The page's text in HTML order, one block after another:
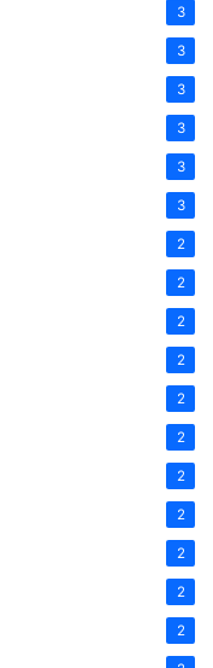
3
3
3
3
3
3
2
2
2
2
2
2
2
2
2
2
2